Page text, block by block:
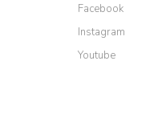
Facebook
Instagram
Youtube